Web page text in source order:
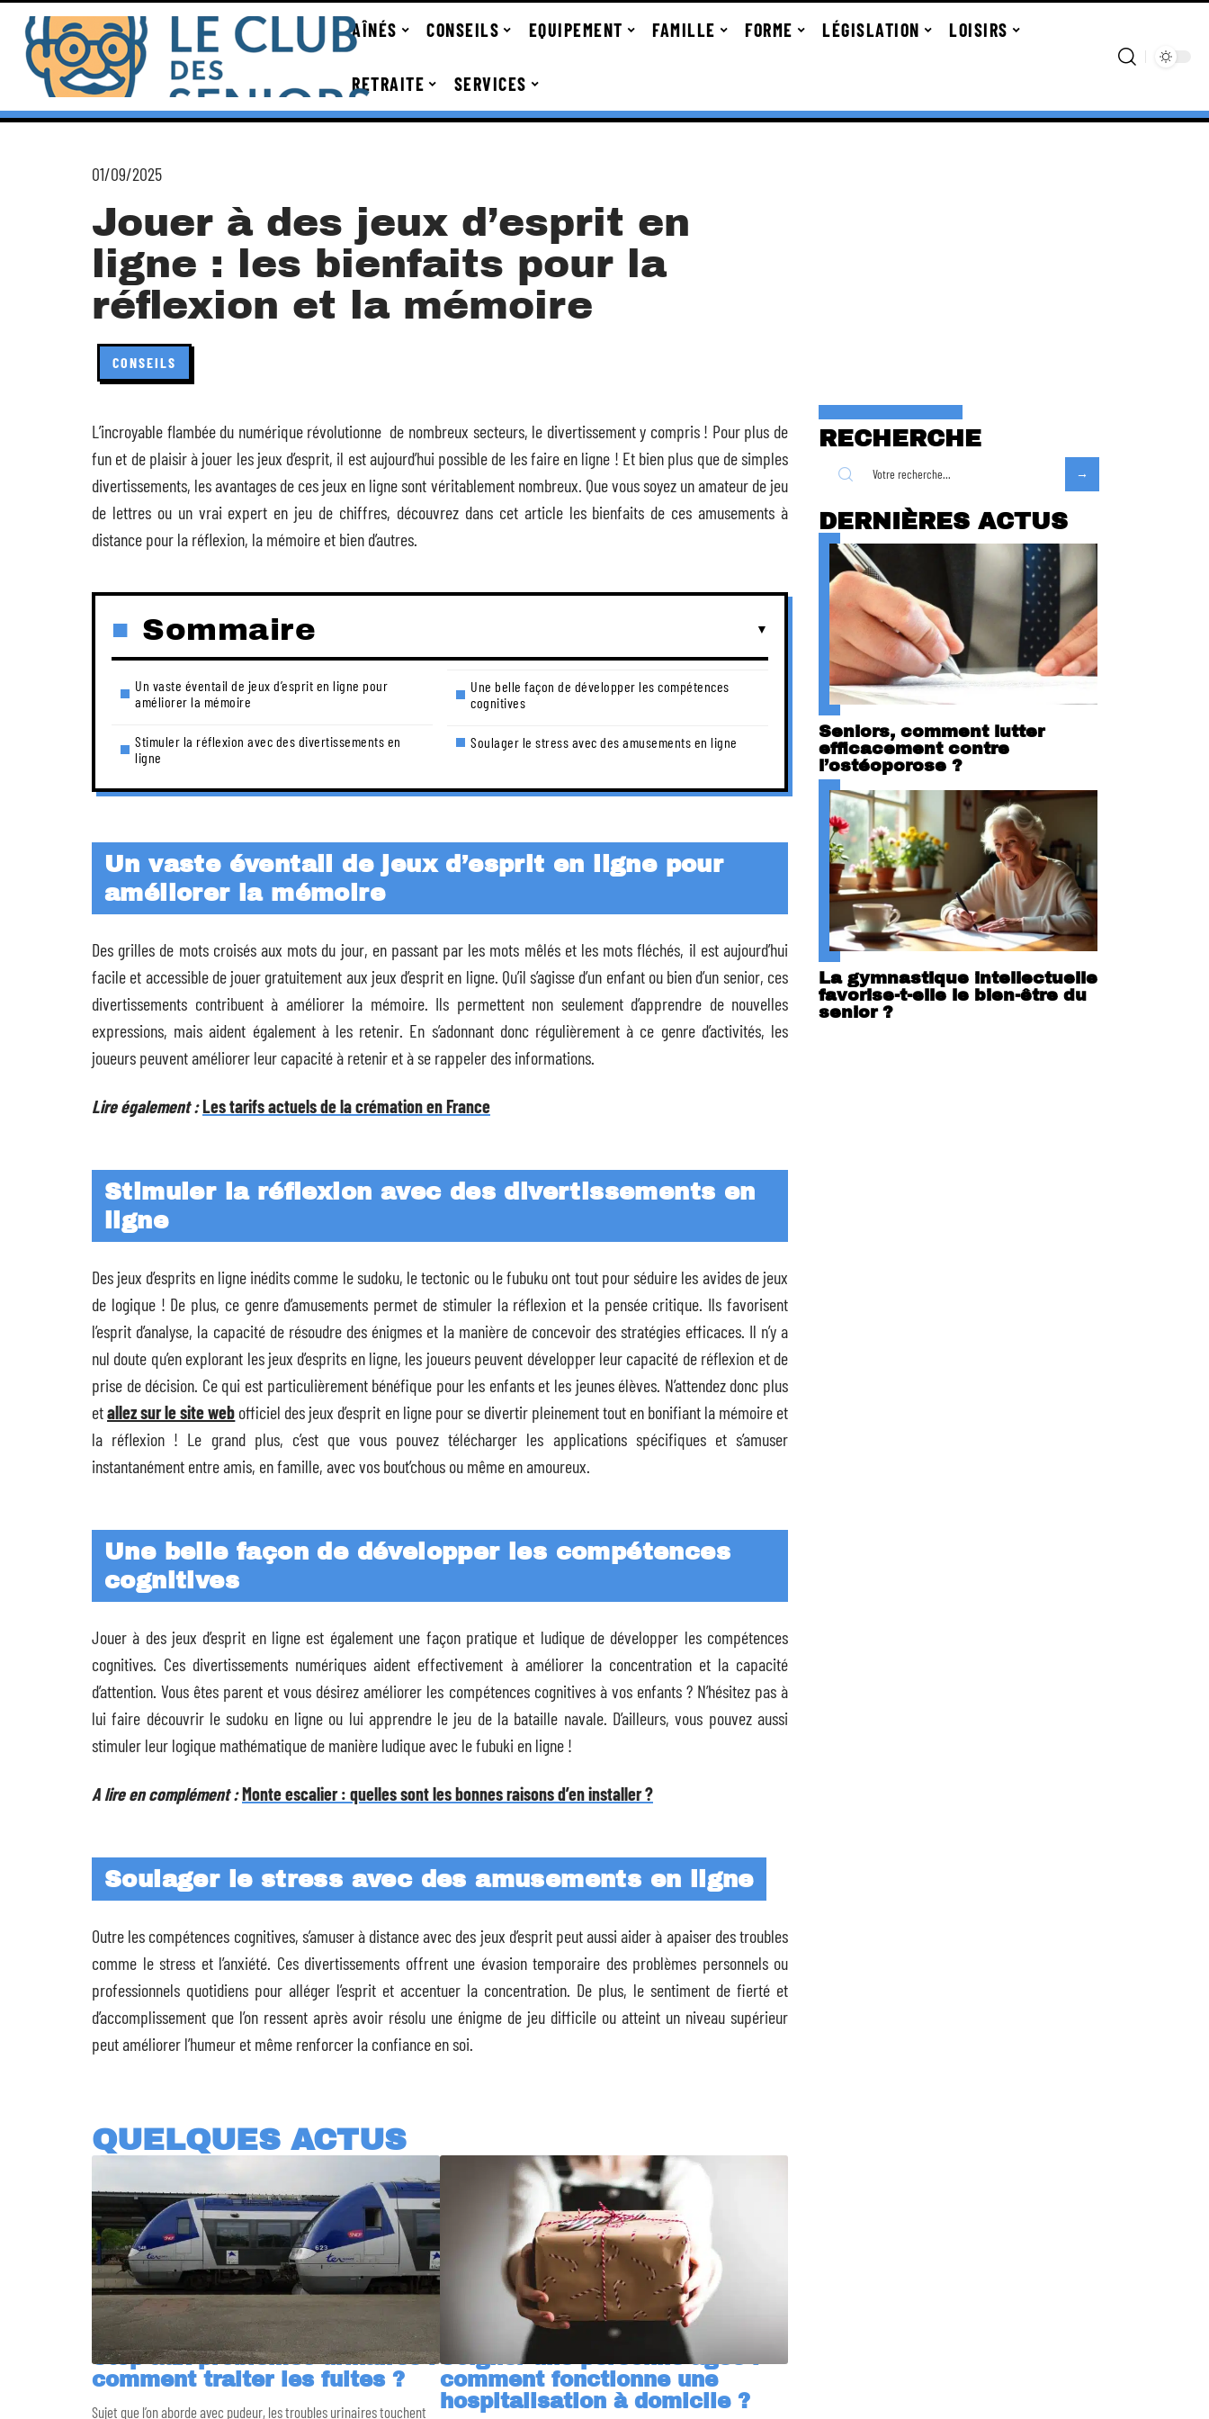
AÎNÉS CONSEILS EQUIPEMENT FAMILLE FORME LÉGISLATION LOISIRS
RETRAITE SERVICES
01/09/2025
Jouer à des jeux d’esprit en
ligne : les bienfaits pour la
réflexion et la mémoire
CONSEILS
L’incroyable flambée du numérique révolutionne de nombreux secteurs, le divertissement y compris ! Pour plus de
fun et de plaisir à jouer les jeux d’esprit, il est aujourd’hui possible de les faire en ligne ! Et bien plus que de simples
divertissements, les avantages de ces jeux en ligne sont véritablement nombreux. Que vous soyez un amateur de jeu
de lettres ou un vrai expert en jeu de chiffres, découvrez dans cet article les bienfaits de ces amusements à
distance pour la réflexion, la mémoire et bien d’autres.
Sommaire
Un vaste éventail de jeux d’esprit en ligne pour
améliorer la mémoire
Stimuler la réflexion avec des divertissements en
ligne
Une belle façon de développer les compétences
cognitives
Soulager le stress avec des amusements en ligne
Un vaste éventail de jeux d’esprit en ligne pour
améliorer la mémoire
Des grilles de mots croisés aux mots du jour, en passant par les mots mêlés et les mots fléchés, il est aujourd’hui
facile et accessible de jouer gratuitement aux jeux d’esprit en ligne. Qu’il s’agisse d’un enfant ou bien d’un senior, ces
divertissements contribuent à améliorer la mémoire. Ils permettent non seulement d’apprendre de nouvelles
expressions, mais aident également à les retenir. En s’adonnant donc régulièrement à ce genre d’activités, les
joueurs peuvent améliorer leur capacité à retenir et à se rappeler des informations.
Lire également :Les tarifs actuels de la crémation en France
Stimuler la réflexion avec des divertissements en
ligne
Des jeux d’esprits en ligne inédits comme le sudoku, le tectonic ou le fubuku ont tout pour séduire les avides de jeux
de logique ! De plus, ce genre d’amusements permet de stimuler la réflexion et la pensée critique. Ils favorisent
l’esprit d’analyse, la capacité de résoudre des énigmes et la manière de concevoir des stratégies efficaces. Il n’y a
nul doute qu’en explorant les jeux d’esprits en ligne, les joueurs peuvent développer leur capacité de réflexion et de
prise de décision. Ce qui est particulièrement bénéfique pour les enfants et les jeunes élèves. N’attendez donc plus
etallez sur le site web officiel des jeux d’esprit en ligne pour se divertir pleinement tout en bonifiant la mémoire et
la réflexion ! Le grand plus, c’est que vous pouvez télécharger les applications spécifiques et s’amuser
instantanément entre amis, en famille, avec vos bout’chous ou même en amoureux.
Une belle façon de développer les compétences
cognitives
Jouer à des jeux d’esprit en ligne est également une façon pratique et ludique de développer les compétences
cognitives. Ces divertissements numériques aident effectivement à améliorer la concentration et la capacité
d’attention. Vous êtes parent et vous désirez améliorer les compétences cognitives à vos enfants ? N’hésitez pas à
lui faire découvrir le sudoku en ligne ou lui apprendre le jeu de la bataille navale. D’ailleurs, vous pouvez aussi
stimuler leur logique mathématique de manière ludique avec le fubuki en ligne !
A lire en complément :Monte escalier : quelles sont les bonnes raisons d’en installer ?
Soulager le stress avec des amusements en ligne
Outre les compétences cognitives, s’amuser à distance avec des jeux d’esprit peut aussi aider à apaiser des troubles
comme le stress et l’anxiété. Ces divertissements offrent une évasion temporaire des problèmes personnels ou
professionnels quotidiens pour alléger l’esprit et accentuer la concentration. De plus, le sentiment de fierté et
d’accomplissement que l’on ressent après avoir résolu une énigme de jeu difficile ou atteint un niveau supérieur
peut améliorer l’humeur et même renforcer la confiance en soi.
QUELQUES ACTUS
Stop aux problèmes urinaires :
comment traiter les fuites ?
Sujet que l’on aborde avec pudeur, les troubles urinaires touchent
Soigner une personne âgée :
comment fonctionne une
hospitalisation à domicile ?
RECHERCHE
DERNIÈRES ACTUS
Seniors, comment lutter
efficacement contre
l’ostéoporose ?
La gymnastique intellectuelle
favorise-t-elle le bien-être du
senior ?